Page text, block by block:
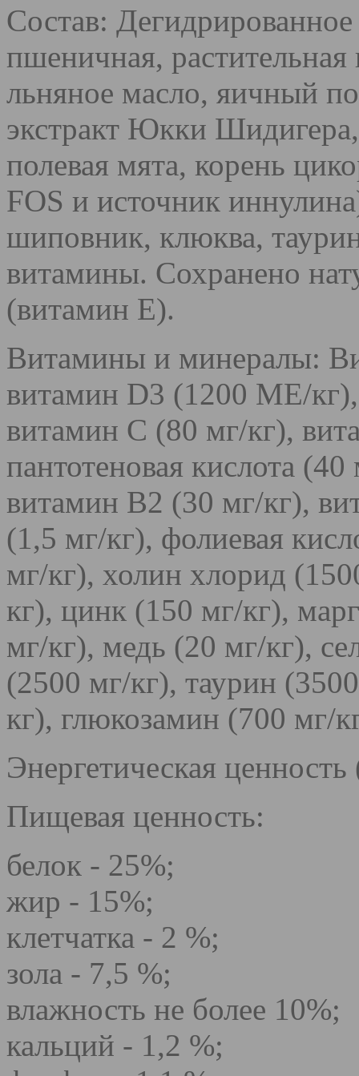
Состав:
пшеничная, растительная
льняное масло, яичный
экстракт Юкки
полевая мята, корень
FOS и источник
шиповник, клюква,
витамины. Сохранено
(витамин Е).
Витамины и минералы:
витамин D3 (1200 МЕ/
витамин С (80 мг/кг),
пантотеновая кислота
витамин B2 (30 мг/кг),
(1,5 мг/кг), фолиевая
мг/кг), холин хлорид
кг), цинк (150 мг/кг),
мг/кг), медь (20 мг/кг),
(2500 мг/кг), таурин
кг), глюкозамин (700 мг/
Энергетическая
Пищевая ценность:
белок - 25%;
жир - 15%;
клетчатка - 2 %;
зола - 7,5 %;
влажность не более 10%;
кальций - 1,2 %;